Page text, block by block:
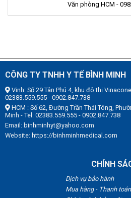
Văn phòng HCM -
CÔNG TY TNHH Y TẾ BÌNH MINH
Vinh: Số 29 Tân Phú 4, khu đô thị
02383.559.555 - 0902.847.738
HCM : Số 62, Đường Trần Thái Tông,
Minh - Tel: 02383.559.555 - 0902.847.738
Email: binhminhyt@yahoo.com
Website: https://binhminhmedical.com
CHÍNH
Dịch vụ bảo hành
Mua hàng - Thanh toán